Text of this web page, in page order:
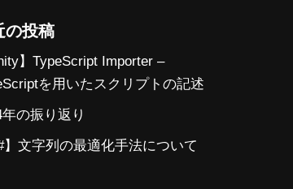
の投稿
】TypeScript Importer –
を用いたスクリプトの記述
の振り返り
】文字列の最適化手法について